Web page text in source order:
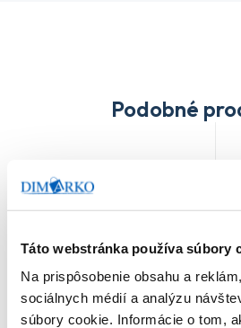
Táto webstránka používa súbory
Na prispôsobenie obsahu a
sociálnych médií a analýzu
súbory cookie. Informácie o tom,
Podobné